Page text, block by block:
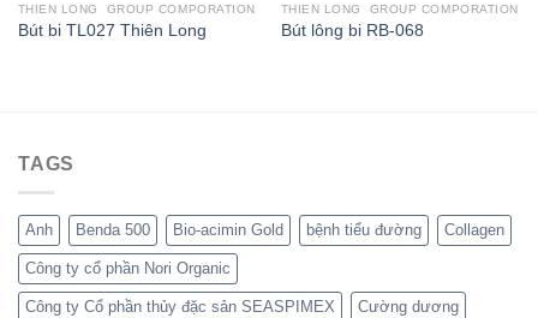
THIEN LONG GROUP COMPORATION
Bút bi TL027 Thiên Long
THIEN LONG GROUP COMPORATION
Bút lông bi RB-068
TAGS
Anh Benda 500 Bio-acimin Gold bệnh tiểu đường Collagen
Công ty cổ phần Nori Organic
Công ty Cổ phần thủy đặc sản SEASPIMEX Cường dương